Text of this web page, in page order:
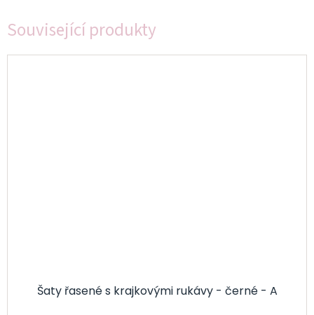
Související produkty
Šaty řasené s krajkovými rukávy - černé - A